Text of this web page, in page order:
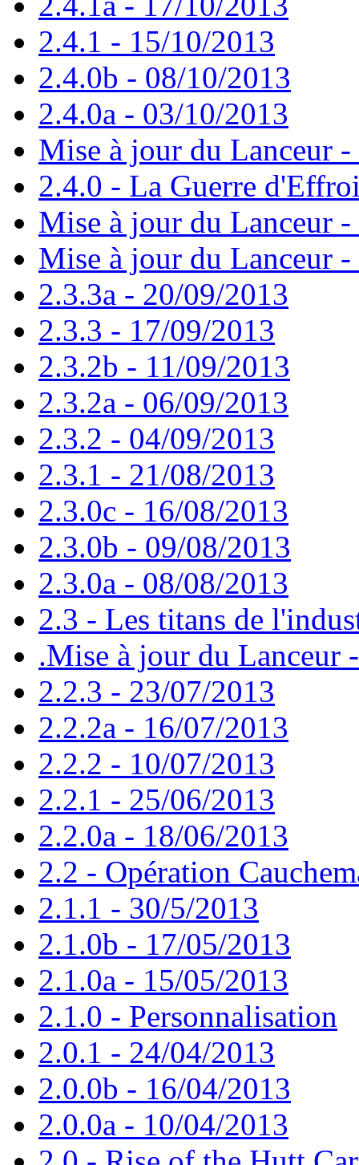
2.4.1 - 15/10/2013
2.4.0b - 08/10/2013
2.4.0a - 03/10/2013
Mise à jour du Lanceur
2.4.0 - La Guerre
Mise à jour du Lanceur
Mise à jour du Lanceur
2.3.3a - 20/09/2013
2.3.3 - 17/09/2013
2.3.2b - 11/09/2013
2.3.2a - 06/09/2013
2.3.2 - 04/09/2013
2.3.1 - 21/08/2013
2.3.0c - 16/08/2013
2.3.0b - 09/08/2013
2.3.0a - 08/08/2013
2.3 - Les titans de
.Mise à jour du Lanceur
2.2.3 - 23/07/2013
2.2.2a - 16/07/2013
2.2.2 - 10/07/2013
2.2.1 - 25/06/2013
2.2.0a - 18/06/2013
2.2 - Opération
2.1.1 - 30/5/2013
2.1.0b - 17/05/2013
2.1.0a - 15/05/2013
2.1.0 - Personnalisation
2.0.1 - 24/04/2013
2.0.0b - 16/04/2013
2.0.0a - 10/04/2013